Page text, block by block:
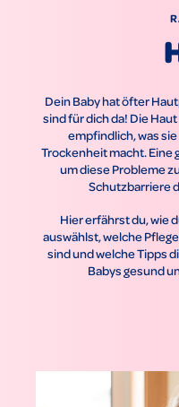
Dein Baby hat öfter
sind für dich da! Die
empfindlich, was
Trockenheit macht.
um diese Probleme
Schutzbarriere
Hier erfährst du, wie
auswählst, welche
sind und welche Tipps
Babys gesund